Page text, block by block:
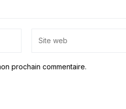
prochain commentaire.